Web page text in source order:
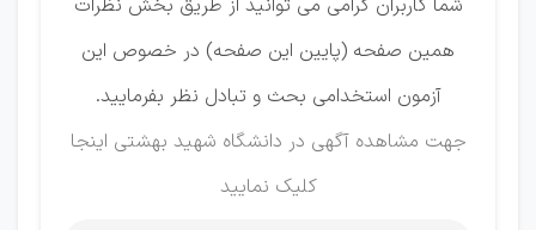
شما کاربران گرامی می توانید از طریق بخش نظرات
همین صفحه (پایین این صفحه) در خصوص این
آزمون استخدامی بحث و تبادل نظر بفرمایید.
جهت مشاهده آگهی در دانشگاه شهید بهشتی اینجا
کلیک نمایید